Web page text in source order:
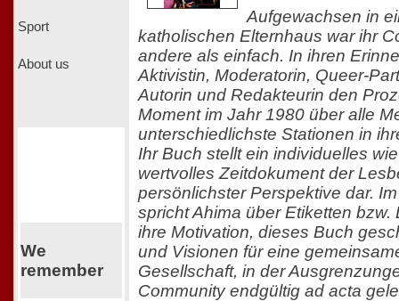
Sport
About us
We
remember
Aufgewachsen in
katholischen Elternhaus war ihr
andere als einfach. In ihren
Aktivistin, Moderatorin, Queer-
Autorin und Redakteurin den
Moment im Jahr 1980 über alle
unterschiedlichste Stationen in
Ihr Buch stellt ein individuelles
wertvolles Zeitdokument der
persönlichster Perspektive dar.
spricht Ahima über Etiketten
ihre Motivation, dieses Buch
und Visionen für eine
Gesellschaft, in der
Community endgültig ad acta